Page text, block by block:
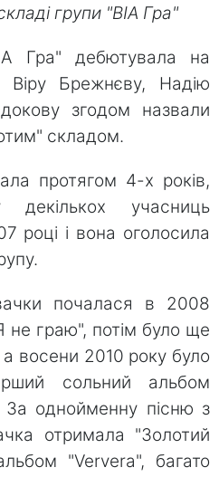
групи "ВІА Гра"
Гра" дебютувала на
Брежнєву, Надію
згодом назвали
складом.
протягом 4-х років,
декількох учасниць
році і вона оголосила
почалася в 2008
не граю", потім було ще
а восени 2010 року було
сольний альбом
За однойменну пісню з
отримала "Золотий
"Ververa", багато